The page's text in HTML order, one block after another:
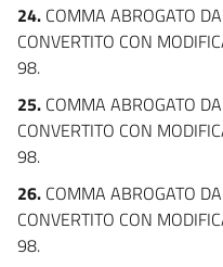
24. COMMA ABROGATO
CONVERTITO CON
98.
25. COMMA ABROGATO
CONVERTITO CON
98.
26. COMMA ABROGATO
CONVERTITO CON
98.